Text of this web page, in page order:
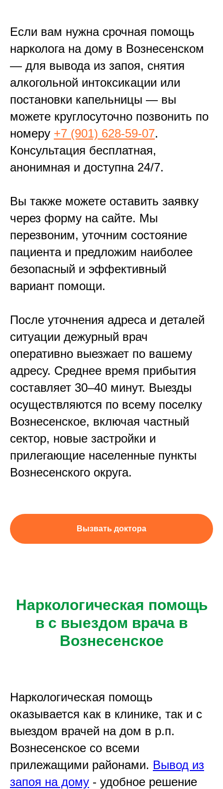
Если вам нужна срочная помощь
нарколога на дому в Вознесенском
— для вывода из запоя, снятия
алкогольной интоксикации или
постановки капельницы — вы
можете круглосуточно позвонить по
номеру +7 (901) 628-59-07.
Консультация бесплатная,
анонимная и доступна 24/7.
Вы также можете оставить заявку
через форму на сайте. Мы
перезвоним, уточним состояние
пациента и предложим наиболее
безопасный и эффективный
вариант помощи.
После уточнения адреса и деталей
ситуации дежурный врач
оперативно выезжает по вашему
адресу. Среднее время прибытия
составляет 30–40 минут. Выезды
осуществляются по всему поселку
Вознесенское, включая частный
сектор, новые застройки и
прилегающие населенные пункты
Вознесенского округа.
Вызвать доктора
Наркологическая помощь
в с выездом врача в
Вознесенское
Наркологическая помощь
оказывается как в клинике, так и с
выездом врачей на дом в р.п.
Вознесенское со всеми
прилежащими районами. Вывод из
запоя на дому - удобное решение